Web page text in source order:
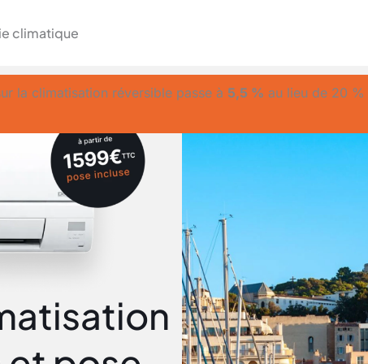
la climatisation réversible passe à 5,5 % au lieu de 20 %
climatique